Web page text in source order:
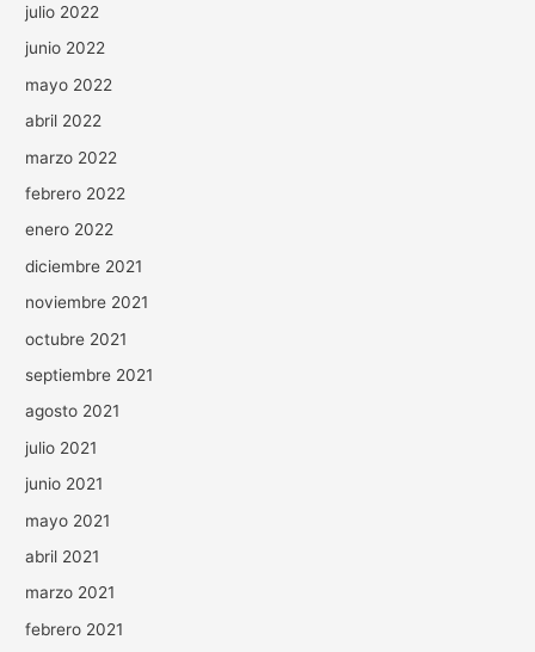
julio 2022
junio 2022
mayo 2022
abril 2022
marzo 2022
febrero 2022
enero 2022
diciembre 2021
noviembre 2021
octubre 2021
septiembre 2021
agosto 2021
julio 2021
junio 2021
mayo 2021
abril 2021
marzo 2021
febrero 2021